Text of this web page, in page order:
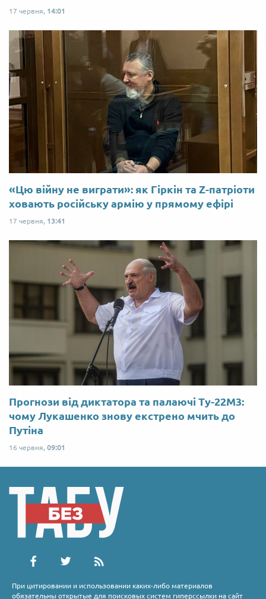
17 червня, 14:01
«Цю війну не виграти»: як Гіркін та Z-патріоти
ховають російську армію у прямому ефірі
17 червня, 13:41
Прогнози від диктатора та палаючі Ту-22М3:
чому Лукашенко знову екстрено мчить до
Путіна
16 червня, 09:01
При цитировании и использовании каких-либо материалов
обязательны открытые для поисковых систем гиперссылки на сайт